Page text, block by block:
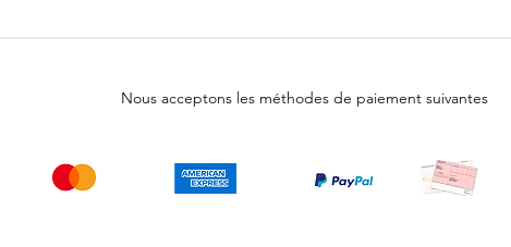
Nous acceptons les méthodes de paiement suivantes